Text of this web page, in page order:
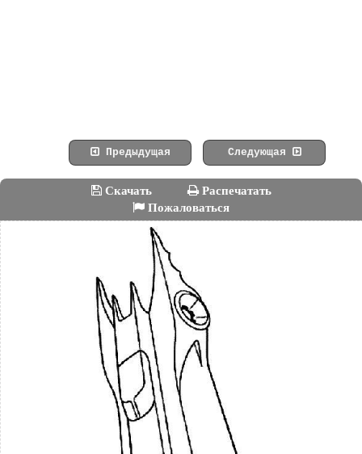
Предыдущая Следующая
Скачать
Распечатать
Пожаловаться